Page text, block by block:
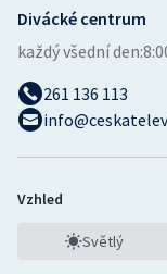
Volejbal
Ostatní
Divácké centrum
každý všední den:
261 136 113
Vzhled
Světlý